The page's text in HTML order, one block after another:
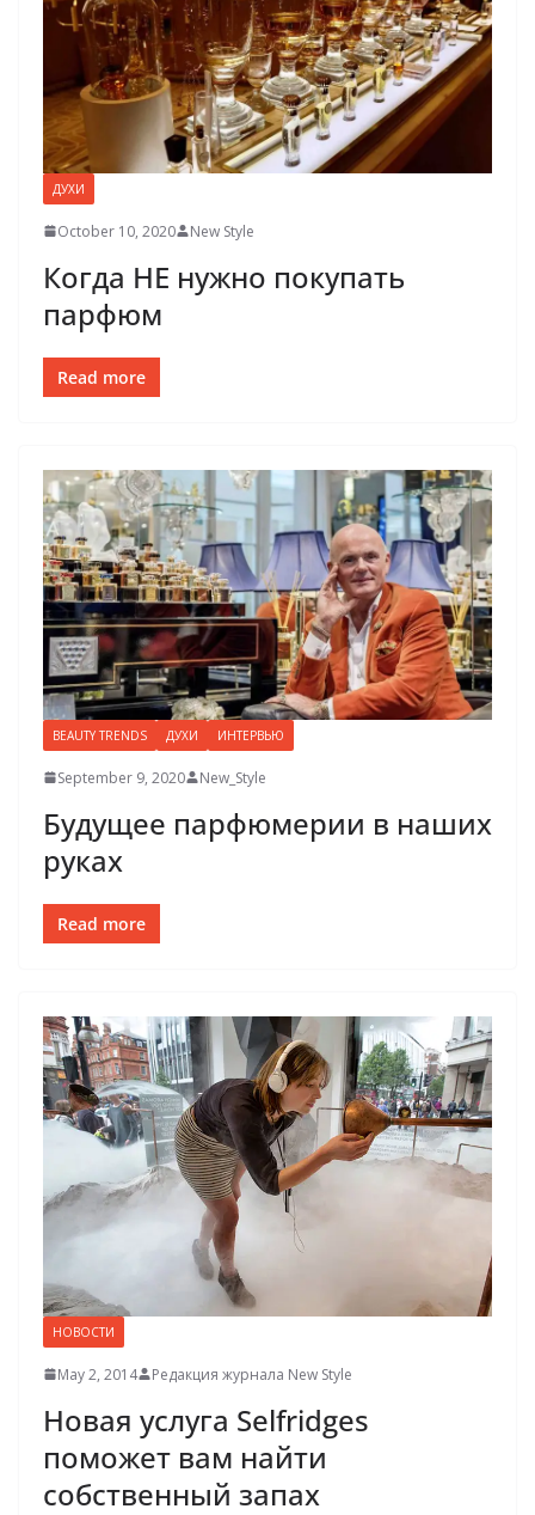
ДУХИ
October 10, 2020 New Style
Когда НЕ нужно покупать
парфюм
Read more
BEAUTY TRENDS ДУХИ ИНТЕРВЬЮ
September 9, 2020 New_Style
Будущее парфюмерии в наших
руках
Read more
НОВОСТИ
May 2, 2014 Редакция журнала New Style
Новая услуга Selfridges
поможет вам найти
собственный запах